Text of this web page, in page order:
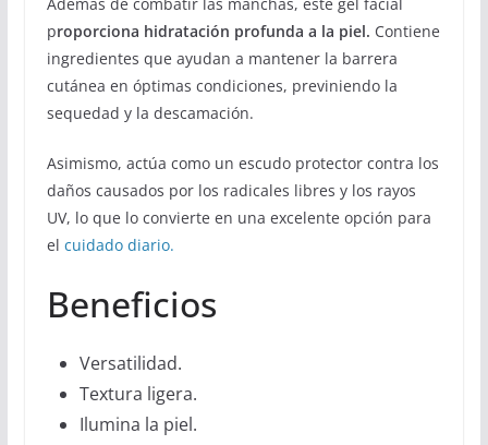
proporciona hidratación profunda a la piel. Contiene
ingredientes que ayudan a mantener la barrera
cutánea en óptimas condiciones, previniendo la
sequedad y la descamación.
Asimismo, actúa como un escudo protector contra los
daños causados por los radicales libres y los rayos
UV, lo que lo convierte en una excelente opción para
el cuidado diario.
Beneficios
Versatilidad.
Textura ligera.
Ilumina la piel.